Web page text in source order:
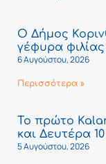
Ο Δήμος
γέφυρα
6 Αυγούστου, 2026
Περισσότερα »
Το πρώτο
και Δευτέρα
5 Αυγούστου, 2026